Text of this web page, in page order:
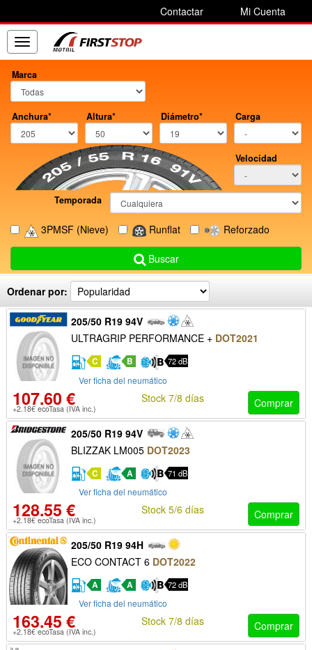
Contactar Mi Cuenta
Toggle
navigation
Marca
Anchura* Altura* Diámetro* Carga
Velocidad
Temporada
3PMSF (Nieve) Runflat Reforzado
Buscar
Ordenar por:
205/50 R19 94V
ULTRAGRIP PERFORMANCE + DOT2021
C B 72 dB
Ver ficha del neumático
107.60 €
+2.18€ ecoTasa (IVA inc.) Comprar
Stock 7/8 días
205/50 R19 94V
BLIZZAK LM005 DOT2023
C A 71 dB
Ver ficha del neumático
128.55 €
+2.18€ ecoTasa (IVA inc.) Comprar
Stock 5/6 días
205/50 R19 94H
ECO CONTACT 6 DOT2022
A A 72 dB
Ver ficha del neumático
163.45 €
+2.18€ ecoTasa (IVA inc.) Comprar
Stock 7/8 días